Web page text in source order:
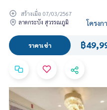
สร้างเมื่อ 07/03/2567
ลาดกระบัง สุวรรณภูมิ
โครงก
ราคาเช่า ฿